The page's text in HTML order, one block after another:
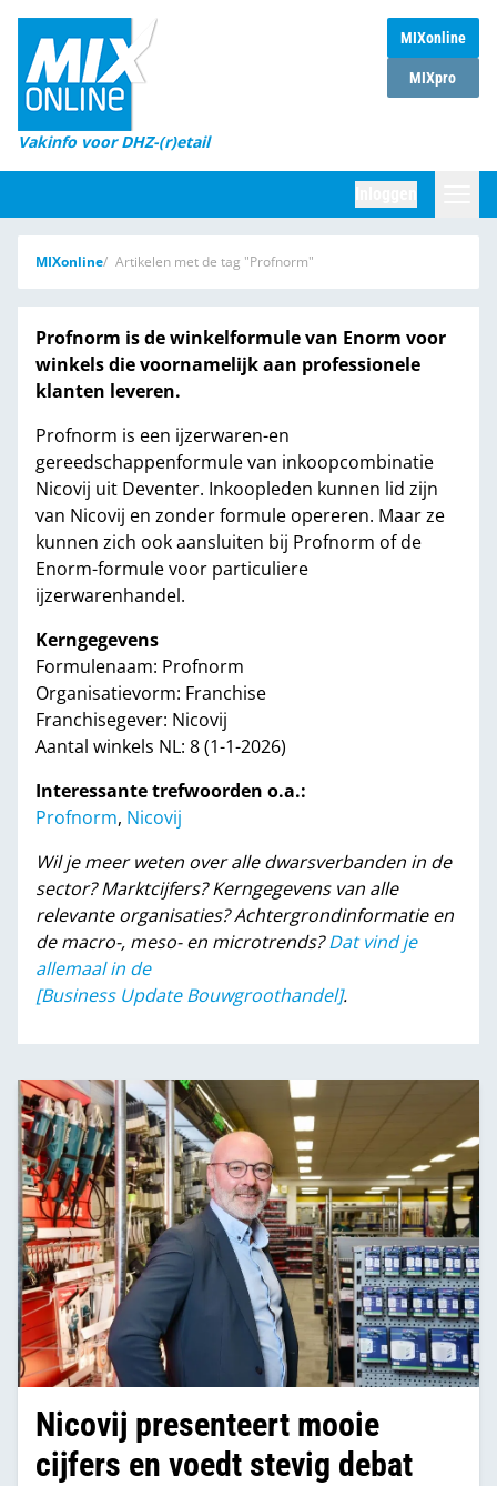
MIXonline
MIXpro
Vakinfo voor DHZ-(r)etail
Home
Magazines
DHZ Sessie
Marktcijfers
Partners
MIXonline Artikelen met de tag "Profnorm"
Profnorm is de winkelformule van Enorm voor
winkels die voornamelijk aan professionele
klanten leveren.
Profnorm is een ijzerwaren-en
gereedschappenformule van inkoopcombinatie
Nicovij uit Deventer. Inkoopleden kunnen lid zijn
van Nicovij en zonder formule opereren. Maar ze
kunnen zich ook aansluiten bij Profnorm of de
Enorm-formule voor particuliere
ijzerwarenhandel.
Kerngegevens
Formulenaam: Profnorm
Organisatievorm: Franchise
Franchisegever: Nicovij
Aantal winkels NL: 8 (1-1-2026)
Interessante trefwoorden o.a.:
Profnorm, Nicovij
Wil je meer weten over alle dwarsverbanden in de
sector? Marktcijfers? Kerngegevens van alle
relevante organisaties? Achtergrondinformatie en
de macro-, meso- en microtrends?Dat vind je
allemaal in de
[Business Update Bouwgroothandel].
Nicovij presenteert mooie
cijfers en voedt stevig debat